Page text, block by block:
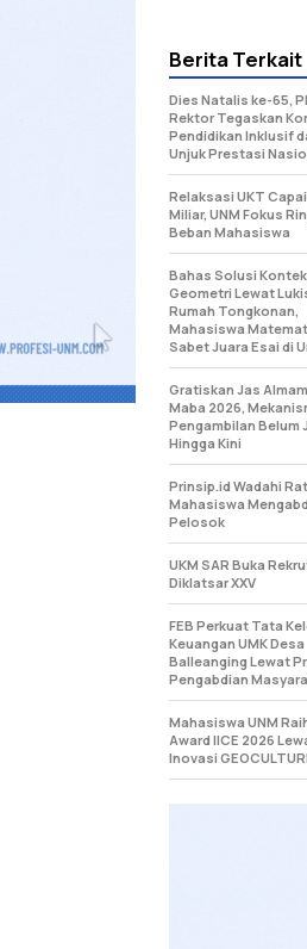
Berita Terkait
Dies Natalis ke-65,
Rektor Tegaskan
Pendidikan Inklusif
Unjuk Prestasi
Relaksasi UKT Capai
Miliar, UNM Fokus
Beban Mahasiswa
Bahas Solusi
Geometri Lewat
Rumah Tongkonan,
Mahasiswa
Sabet Juara Esai di
Gratiskan Jas
Maba 2026,
Pengambilan Belum
Hingga Kini
Prinsip.id Wadahi
Mahasiswa
Pelosok
UKM SAR Buka
Diklatsar XXV
FEB Perkuat Tata
Keuangan UMK Desa
Balleanging Lewat
Pengabdian
Mahasiswa UNM
Award IICE 2026
Inovasi